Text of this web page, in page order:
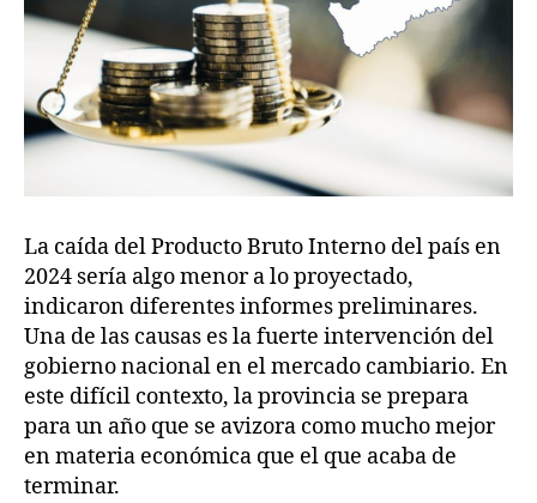
La caída del Producto Bruto Interno del país en
2024 sería algo menor a lo proyectado,
indicaron diferentes informes preliminares.
Una de las causas es la fuerte intervención del
gobierno nacional en el mercado cambiario. En
este difícil contexto, la provincia se prepara
para un año que se avizora como mucho mejor
en materia económica que el que acaba de
terminar.